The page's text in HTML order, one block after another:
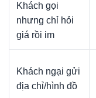
Khách gọi
nhưng chỉ hỏi
giá rồi im
Khách ngại gửi
địa chỉ/hình đồ